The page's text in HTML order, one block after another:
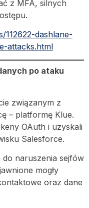
z MFA, silnych
dashlane-
attacks.html
po ataku
związanym z
– platformę Klue.
OAuth i uzyskali
Salesforce.
do naruszenia sejfów
mogły
oraz dane